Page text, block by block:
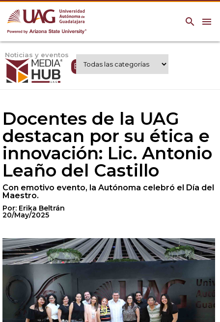
menu
search
Noticias y eventos
Expertos UAG
Docentes de la UAG
destacan por su ética e
innovación: Lic. Antonio
Leaño del Castillo
Con emotivo evento, la Autónoma celebró el Día del
Maestro.
Por: Erika Beltrán
20/May/2025